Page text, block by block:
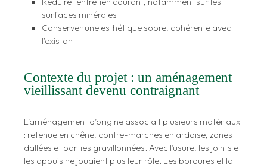
surfaces minérales
Conserver une esthétique sobre, cohérente avec
l’existant
Contexte du projet : un aménagement
vieillissant devenu contraignant
L’aménagement d’origine associait plusieurs matériaux
: retenue en chêne, contre-marches en ardoise, zones
dallées et parties gravillonnées. Avec l’usure, les joints et
les appuis ne jouaient plus leur rôle. Les bordures et la